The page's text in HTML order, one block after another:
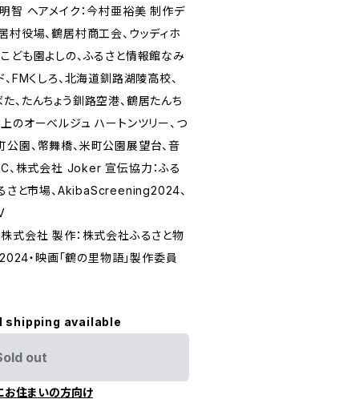
智 ヘアメイク：今村亜裕美 制作デ
村役場、鶴居村商工会、ウッディホ
ども園よしの、ふるさと情報館なみ
、FMくしろ、北海道釧路湖陵高校、
、たんちょう釧路空港、鶴居たんち
のオーべルジュ ハートンツリー、つ
園、幣舞橋、米町公園展望台、音
、株式会社 Joker 宣伝協力：ふる
さと市場、AkibaScreening2024、
式会社 製作：株式会社ふるさと物
・映画「鶴の里物語」製作委員
shipping available
out
お住まいの方向け